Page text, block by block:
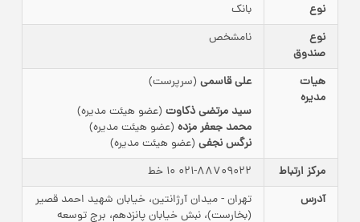
نوع
بانک
نوع
صندوق
نامشخص
هیات
مدیره
علی قاسمی (سرپرست)
سید مرتضی ذکاوت (عضو هیئت مدیره)
محمد جعفر مزده (عضو هیئت مدیره)
نرگس نجفی (عضو هیئت مدیره)
مرکز ارتباط
021-88709022 10 خط
آدرس
تهران - میدان آرژانتین، خیابان شهید احمد قصیر
(بخارست)، نبش خیابان پانزدهم، برج توسعه